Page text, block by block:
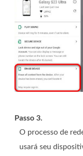
Passo 3.
O processo de
usará seu